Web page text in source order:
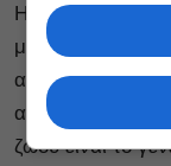
Η πεποίθηση ότι
μπουλ και
από άλλες,
αλήθεια. Αυτό
ζώου είναι το